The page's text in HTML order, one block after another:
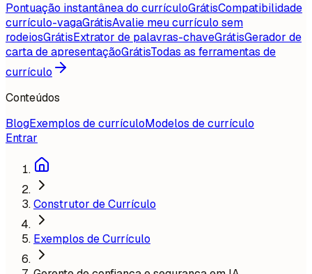
Pontuação instantânea do currículoGrátisCompatibilidade
currículo-vagaGrátisAvalie meu currículo sem
rodeiosGrátisExtrator de palavras-chaveGrátisGerador de
carta de apresentaçãoGrátisTodas as ferramentas de
currículo
Conteúdos
BlogExemplos de currículoModelos de currículo
Entrar
Construtor de Currículo
Exemplos de Currículo